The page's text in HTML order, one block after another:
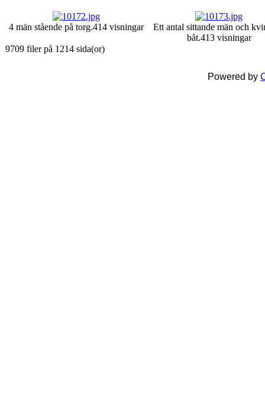
4 män stående på torg.414 visningar
Ett antal sittande män och
båt.413 visningar
9709 filer på 1214 sida(or)
Powered by